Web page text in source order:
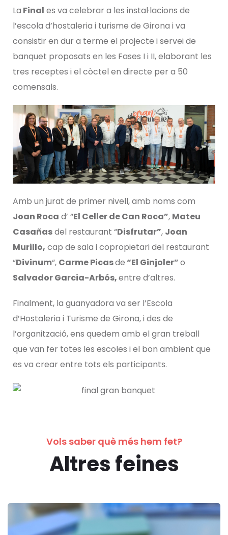
La Final es va celebrar a les instal·lacions de
l’escola d’hostaleria i turisme de Girona i va
consistir en dur a terme el projecte i servei de
banquet proposats en les Fases I i II, elaborant les
tres receptes i el còctel en directe per a 50
comensals.
Amb un jurat de primer nivell, amb noms com
Joan Roca d’ “El Celler de Can Roca”, Mateu
Casañasdel restaurant “Disfrutar”, Joan
Murillo, cap de sala i copropietari del restaurant
“Divinum“, Carme Picasde“El Ginjoler”o
Salvador Garcia-Arbós,entre d’altres.
Finalment, la guanyadora va ser l’Escola
d’Hostaleria i Turisme de Girona, i des de
l’organització, ens quedem amb el gran treball
que van fer totes les escoles i el bon ambient que
es va crear entre tots els participants.
Vols saber què més hem fet?
Altres feines